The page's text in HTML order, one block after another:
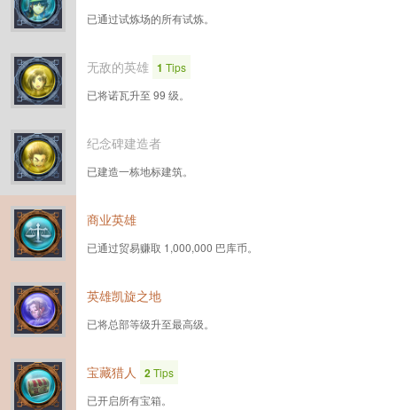
已通过试炼场的所有试炼。
无敌的英雄 1 Tips
已将诺瓦升至 99 级。
纪念碑建造者
已建造一栋地标建筑。
商业英雄
已通过贸易赚取 1,000,000 巴库币。
英雄凯旋之地
已将总部等级升至最高级。
宝藏猎人 2Tips
已开启所有宝箱。